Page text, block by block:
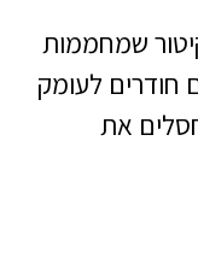
שמחממות
חודרים לעומק
את